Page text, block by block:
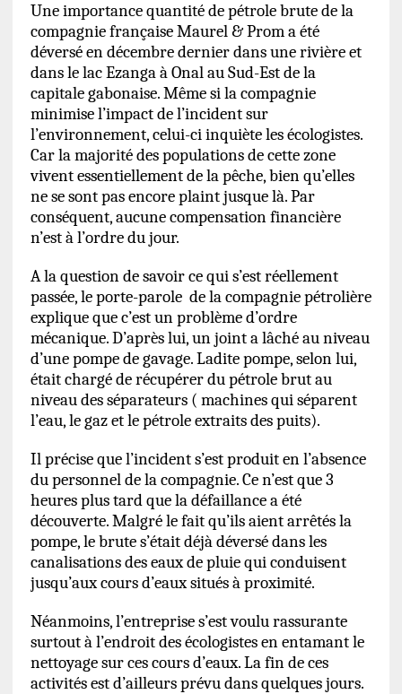
Une importance quantité de pétrole brute de la
compagnie française Maurel & Prom a été
déversé en décembre dernier dans une rivière et
dans le lac Ezanga à Onal au Sud-Est de la
capitale gabonaise. Même si la compagnie
minimise l’impact de l’incident sur
l’environnement, celui-ci inquiète les écologistes.
Car la majorité des populations de cette zone
vivent essentiellement de la pêche, bien qu’elles
ne se sont pas encore plaint jusque là. Par
conséquent, aucune compensation financière
n’est à l’ordre du jour.
A la question de savoir ce qui s’est réellement
passée, le porte-parole de la compagnie pétrolière
explique que c’est un problème d’ordre
mécanique. D’après lui, un joint a lâché au niveau
d’une pompe de gavage. Ladite pompe, selon lui,
était chargé de récupérer du pétrole brut au
niveau des séparateurs ( machines qui séparent
l’eau, le gaz et le pétrole extraits des puits).
Il précise que l’incident s’est produit en l’absence
du personnel de la compagnie. Ce n’est que 3
heures plus tard que la défaillance a été
découverte. Malgré le fait qu’ils aient arrêtés la
pompe, le brute s’était déjà déversé dans les
canalisations des eaux de pluie qui conduisent
jusqu’aux cours d’eaux situés à proximité.
Néanmoins, l’entreprise s’est voulu rassurante
surtout à l’endroit des écologistes en entamant le
nettoyage sur ces cours d’eaux. La fin de ces
activités est d’ailleurs prévu dans quelques jours.